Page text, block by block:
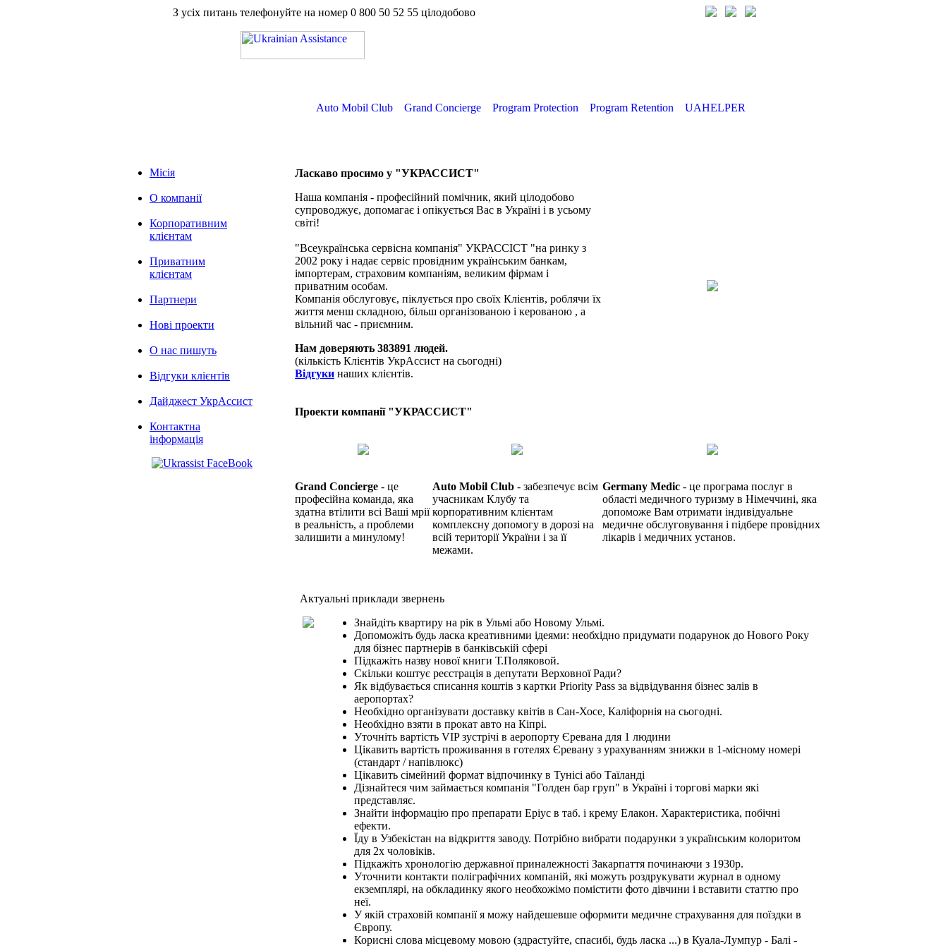
З усіх питань телефонуйте на номер 0 800 50 52 55цілодобово
Auto Mobil Club Grand Concierge Program Protection Program Retention UAHELPER
Місія
О компанії
Корпоративним
клієнтам
Приватним
клієнтам
Партнери
Нові проекти
О нас пишуть
Відгуки клієнтів
Дайджест УкрАссист
Контактна
інформація
Ласкаво просимо у "УКРАССИСТ"
Наша компанія - професійний помічник, який цілодобово
супроводжує, допомагає і опікується Вас в Україні і в усьому
світі!
"Всеукраїнська сервісна компанія" УКРАССІСТ "на ринку з
2002 року і надає сервіс провідним українським банкам,
імпортерам, страховим компаніям, великим фірмам і
приватним особам.
Компанія обслуговує, піклується про своїх Клієнтів, роблячи їх
життя менш складною, більш організованою і керованою , а
вільний час - приємним.
Нам доверяють 383891 людей.
(кількість Клієнтів УкрАссист на сьогодні)
Відгуки наших клієнтів.
Проекти компанії "УКРАССИСТ"
Grand Concierge - це
професійна команда, яка
здатна втілити всі Ваші мрії
в реальність, а проблеми
залишити а минулому!
Auto Mobil Club - забезпечує всім
учасникам Клубу та
корпоративним клієнтам
комплексну допомогу в дорозі на
всій території України і за її
межами.
Germany Medic - це програма послуг в
області медичного туризму в Німеччині, яка
допоможе Вам отримати індивідуальне
медичне обслуговування і підбере провідних
лікарів і медичних установ.
Актуальні приклади звернень
Знайдіть квартиру на рік в Ульмі або Новому Ульмі.
Допоможіть будь ласка креативними ідеями: необхідно придумати подарунок до Нового Року
для бізнес партнерів в банківській сфері
Підкажіть назву нової книги Т.Поляковой.
Скільки коштує реєстрація в депутати Верховної Ради?
Як відбувається списання коштів з картки Priority Pass за відвідування бізнес залів в
аеропортах?
Необхідно організувати доставку квітів в Сан-Хосе, Каліфорнія на сьогодні.
Необхідно взяти в прокат авто на Кіпрі.
Уточніть вартість VIP зустрічі в аеропорту Єревана для 1 людини
Цікавить вартість проживання в готелях Єревану з урахуванням знижки в 1-місному номері
(стандарт / напівлюкс)
Цікавить сімейний формат відпочинку в Тунісі або Таїланді
Дізнайтеся чим займається компанія "Голден бар груп" в Україні і торгові марки які
представляє.
Знайти інформацію про препарати Еріус в таб. і крему Елакон. Характеристика, побічні
ефекти.
Їду в Узбекістан на відкриття заводу. Потрібно вибрати подарунки з українським колоритом
для 2х чоловіків.
Підкажіть хронологію державної приналежності Закарпаття починаючи з 1930р.
Уточнити контакти поліграфічних компаній, які можуть роздрукувати журнал в одному
екземплярі, на обкладинку якого необхожімо помістити фото дівчини і вставити статтю про
неї.
У якій страховій компанії я можу найдешевше оформити медичне страхування для поїздки в
Європу.
Корисні слова місцевому мовою (здрастуйте, спасибі, будь ласка ...) в Куала-Лумпур - Балі -